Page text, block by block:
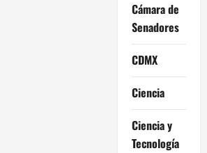
Cámara de
Senadores
CDMX
Ciencia
Ciencia y
Tecnología